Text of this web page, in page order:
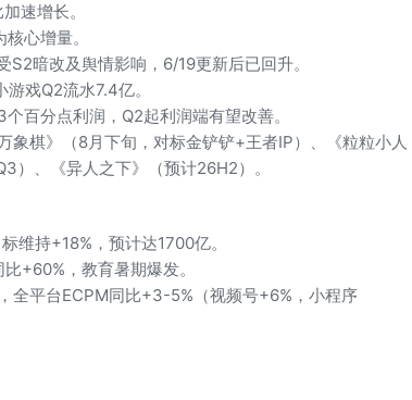
速增长。
心增量。
暗改及舆情影响，6/19更新后已回升。
戏Q2流水7.4亿。
百分点利润，Q2起利润端有望改善。
棋》（8月下旬，对标金铲铲+王者IP）、《粒粒小人
）、《异人之下》（预计26H2）。
维持+18%，预计达1700亿。
+60%，教育暑期爆发。
全平台ECPM同比+3-5%（视频号+6%，小程序